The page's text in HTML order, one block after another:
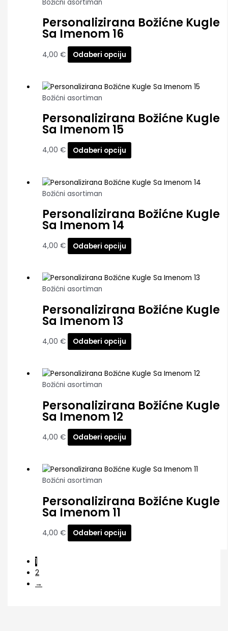
Božićni asortiman
Personalizirana Božićne Kugle
Sa Imenom 16
4,00 € Odaberi opciju
Božićni asortiman
Personalizirana Božićne Kugle
Sa Imenom 15
4,00 € Odaberi opciju
Božićni asortiman
Personalizirana Božićne Kugle
Sa Imenom 14
4,00 € Odaberi opciju
Božićni asortiman
Personalizirana Božićne Kugle
Sa Imenom 13
4,00 € Odaberi opciju
Božićni asortiman
Personalizirana Božićne Kugle
Sa Imenom 12
4,00 € Odaberi opciju
Božićni asortiman
Personalizirana Božićne Kugle
Sa Imenom 11
4,00 € Odaberi opciju
1
2
→